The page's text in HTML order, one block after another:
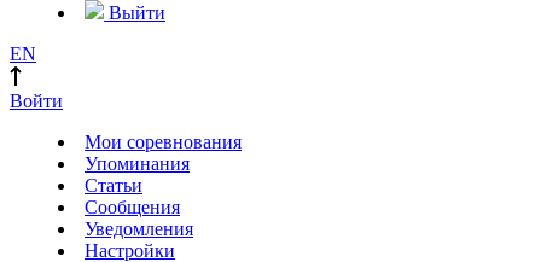
Выйти
EN
Войти
Мои соревнования
Упоминания
Статьи
Сообщения
Уведомления
Настройки